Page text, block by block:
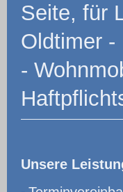
Seite, für
Oldtimer -
-
Unsere